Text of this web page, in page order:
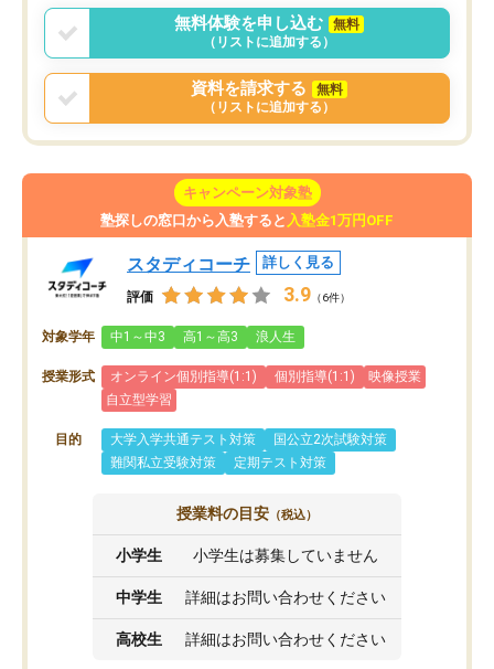
無料体験を申し込む
無料
（リストに追加する）
資料を請求する
無料
（リストに追加する）
キャンペーン対象塾
塾探しの窓口から入塾すると 入塾金1万円OFF
スタディコーチ 詳しく見る
評価 3.9 （6件）
対象学年 中1～中3 高1～高3 浪人生
授業形式 オンライン個別指導(1:1) 個別指導(1:1)
映像授業
自立型学習
目的 大学入学共通テスト対策
国公立2次試験対策
難関私立受験対策
定期テスト対策
授業料の目安 （税込）
小学生 小学生は募集していません
中学生 詳細はお問い合わせください
高校生 詳細はお問い合わせください